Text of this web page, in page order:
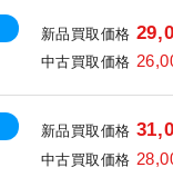
新品買取価格
中古買取価格
新品買取価格
中古買取価格